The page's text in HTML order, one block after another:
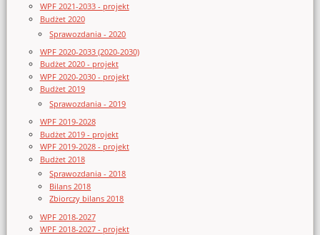
WPF 2021-2033 - projekt
Budżet 2020
Sprawozdania - 2020
WPF 2020-2033 (2020-2030)
Budżet 2020 - projekt
WPF 2020-2030 - projekt
Budżet 2019
Sprawozdania - 2019
WPF 2019-2028
Budżet 2019 - projekt
WPF 2019-2028 - projekt
Budżet 2018
Sprawozdania - 2018
Bilans 2018
Zbiorczy bilans 2018
WPF 2018-2027
WPF 2018-2027 - projekt